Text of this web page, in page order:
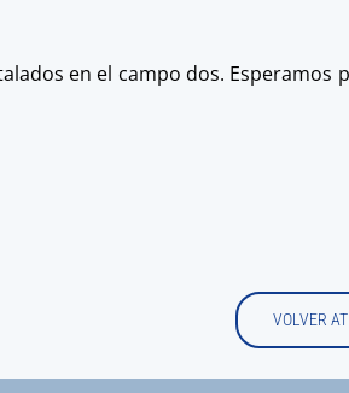
en el campo dos.
VOLVER